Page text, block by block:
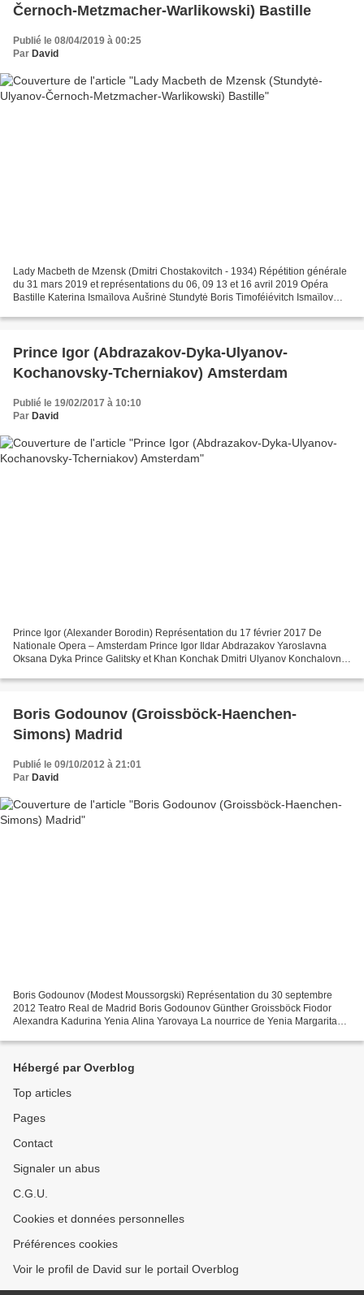
Černoch-Metzmacher-Warlikowski) Bastille
Publié le 08/04/2019 à 00:25
Par David
Lady Macbeth de Mzensk (Dmitri Chostakovitch - 1934) Répétition générale
du 31 mars 2019 et représentations du 06, 09 13 et 16 avril 2019 Opéra
Bastille Katerina Ismaïlova Aušrinė Stundytė Boris Timoféiévitch Ismaïlov
Prince Igor (Abdrazakov-Dyka-Ulyanov-
Kochanovsky-Tcherniakov) Amsterdam
Publié le 19/02/2017 à 10:10
Par David
Prince Igor (Alexander Borodin) Représentation du 17 février 2017 De
Nationale Opera – Amsterdam Prince Igor Ildar Abdrazakov Yaroslavna
Oksana Dyka Prince Galitsky et Khan Konchak Dmitri Ulyanov Konchalovna
Boris Godounov (Groissböck-Haenchen-
Simons) Madrid
Publié le 09/10/2012 à 21:01
Par David
Boris Godounov (Modest Moussorgski) Représentation du 30 septembre
2012 Teatro Real de Madrid Boris Godounov Günther Groissböck Fiodor
Alexandra Kadurina Yenia Alina Yarovaya La nourrice de Yenia Margarita
Hébergé par Overblog
Top articles
Pages
Contact
Signaler un abus
C.G.U.
Cookies et données personnelles
Préférences cookies
Voir le profil de David sur le portail Overblog